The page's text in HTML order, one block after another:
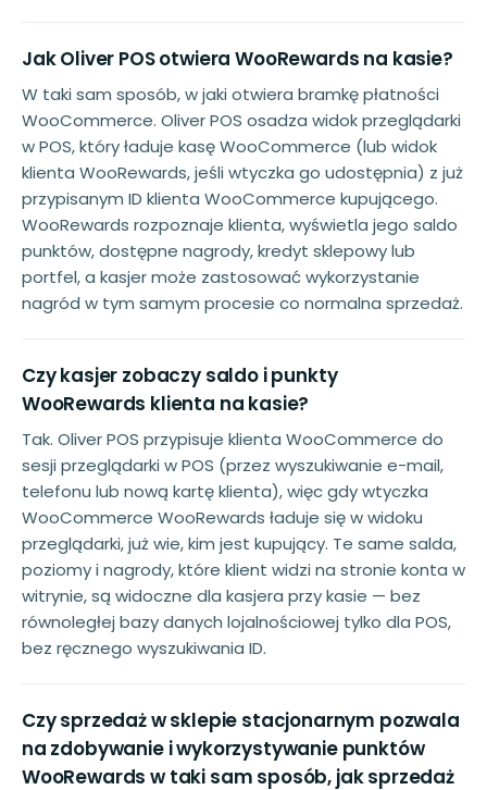
Jak Oliver POS otwiera WooRewards na kasie?
W taki sam sposób, w jaki otwiera bramkę płatności
WooCommerce. Oliver POS osadza widok przeglądarki
w POS, który ładuje kasę WooCommerce (lub widok
klienta WooRewards, jeśli wtyczka go udostępnia) z już
przypisanym ID klienta WooCommerce kupującego.
WooRewards rozpoznaje klienta, wyświetla jego saldo
punktów, dostępne nagrody, kredyt sklepowy lub
portfel, a kasjer może zastosować wykorzystanie
nagród w tym samym procesie co normalna sprzedaż.
Czy kasjer zobaczy saldo i punkty
WooRewards klienta na kasie?
Tak. Oliver POS przypisuje klienta WooCommerce do
sesji przeglądarki w POS (przez wyszukiwanie e-mail,
telefonu lub nową kartę klienta), więc gdy wtyczka
WooCommerce WooRewards ładuje się w widoku
przeglądarki, już wie, kim jest kupujący. Te same salda,
poziomy i nagrody, które klient widzi na stronie konta w
witrynie, są widoczne dla kasjera przy kasie — bez
równoległej bazy danych lojalnościowej tylko dla POS,
bez ręcznego wyszukiwania ID.
Czy sprzedaż w sklepie stacjonarnym pozwala
na zdobywanie i wykorzystywanie punktów
WooRewards w taki sam sposób, jak sprzedaż